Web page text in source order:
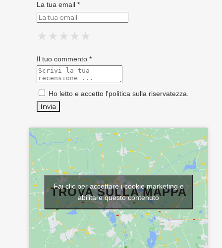
La tua email *
★
★ ★
★ ★ ★
★ ★ ★ ★
★ ★ ★ ★ ★
Il tuo commento *
Ho letto e accetto l'politica sulla riservatezza
TROVA SULLA MAPPA
Fai clic per accettare i cookie marketing e
abilitare questo contenuto